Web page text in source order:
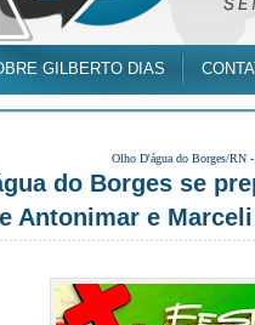
GILBERTO DIAS
Olho D'água do Borges/RN -
do Borges se
Antonimar e Marceli